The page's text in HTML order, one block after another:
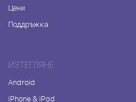
Цени
Поддръжка
ИЗТЕГЛЯНЕ
Android
iPhone & iPad